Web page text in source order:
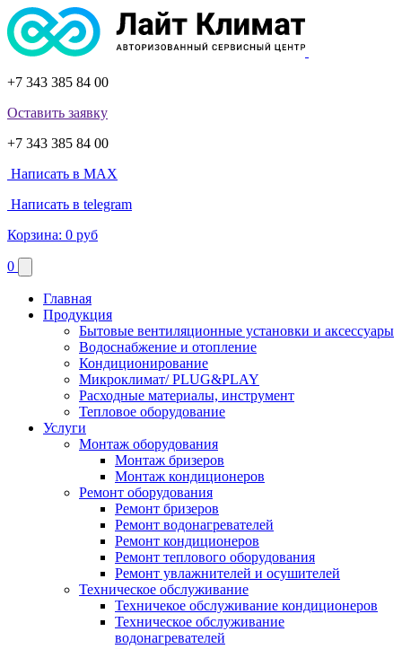
+7 343 385 84 00
Оставить заявку
+7 343 385 84 00
Написать в MAX
Написать в telegram
Корзина: 0 руб
0
Главная
Продукция
Бытовые вентиляционные установки и аксессуары
Водоснабжение и отопление
Кондиционирование
Микроклимат/ PLUG&PLAY
Расходные материалы, инструмент
Тепловое оборудование
Услуги
Монтаж оборудования
Монтаж бризеров
Монтаж кондиционеров
Ремонт оборудования
Ремонт бризеров
Ремонт водонагревателей
Ремонт кондиционеров
Ремонт теплового оборудования
Ремонт увлажнителей и осушителей
Техническое обслуживание
Техничекое обслуживание кондиционеров
Техническое обслуживание
водонагревателей